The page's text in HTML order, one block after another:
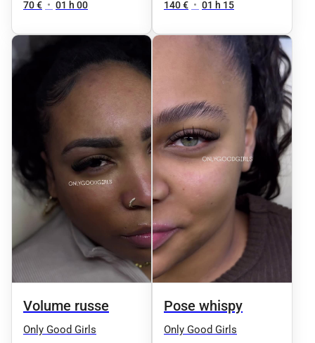
70 € • 01 h 00
cils en duo 1h10
140 € • 01 h 15
Volume russe
Only Good Girls
Pose whispy
Only Good Girls